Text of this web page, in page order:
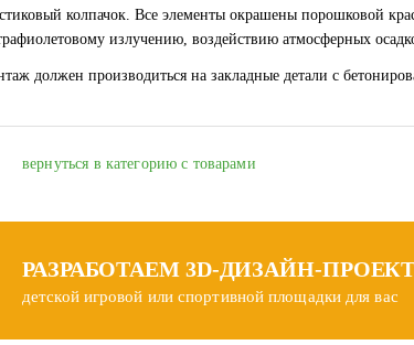
колпачок. Все элементы окрашены порошковой
излучению, воздействию атмосферных
должен производиться на закладные детали с
вернуться в категорию с товарами
РАЗРАБОТАЕМ 3D-ДИЗАЙН-ПРОЕКТ
детской игровой или спортивной площадки для вас